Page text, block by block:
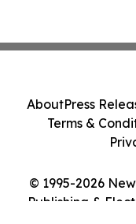
© 1995-2026
Publishing &
AboutPress
Terms &